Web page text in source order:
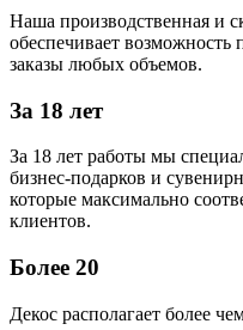
Наша производственная и
обеспечивает
заказы любых объемов.
За 18 лет
За 18 лет работы мы
бизнес-подарков и
которые максимально
клиентов.
Более 20
Декос располагает более